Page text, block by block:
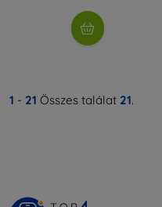
1 - 21 Összes találat 21.